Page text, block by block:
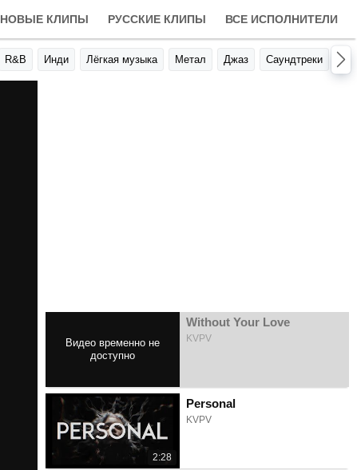
НОВЫЕ КЛИПЫ РУССКИЕ КЛИПЫ ВСЕ ИСПОЛНИТЕЛИ
R&B Инди Лёгкая музыка Метал Джаз Саундтреки
Without Your Love
KVPV
2:28
Personal
KVPV